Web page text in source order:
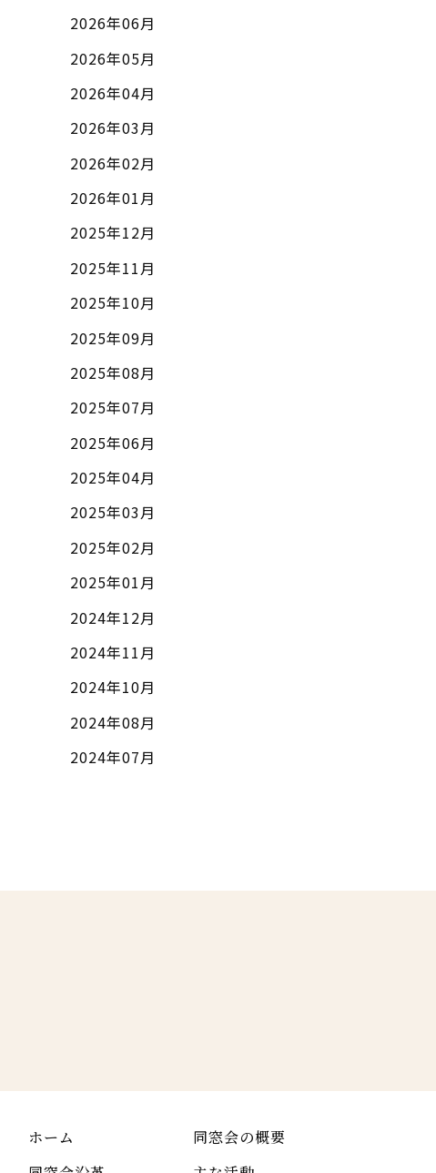
2026年06月
2026年05月
2026年04月
2026年03月
2026年02月
2026年01月
2025年12月
2025年11月
2025年10月
2025年09月
2025年08月
2025年07月
2025年06月
2025年04月
2025年03月
2025年02月
2025年01月
2024年12月
2024年11月
2024年10月
2024年08月
2024年07月
ホーム
同窓会の概要